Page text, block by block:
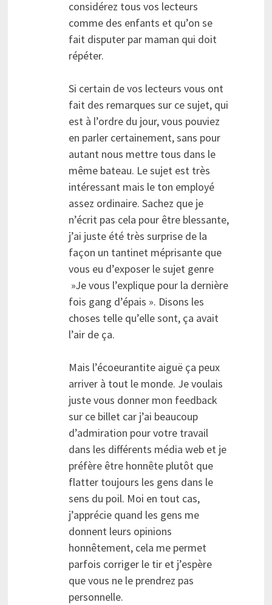
considérez tous vos lecteurs
comme des enfants et qu’on se
fait disputer par maman qui doit
répéter.
Si certain de vos lecteurs vous ont
fait des remarques sur ce sujet, qui
est à l’ordre du jour, vous pouviez
en parler certainement, sans pour
autant nous mettre tous dans le
même bateau. Le sujet est très
intéressant mais le ton employé
assez ordinaire. Sachez que je
n’écrit pas cela pour être blessante,
j’ai juste été très surprise de la
façon un tantinet méprisante que
vous eu d’exposer le sujet genre
»Je vous l’explique pour la dernière
fois gang d’épais ». Disons les
choses telle qu’elle sont, ça avait
l’air de ça.
Mais l’écoeurantite aiguë ça peux
arriver à tout le monde. Je voulais
juste vous donner mon feedback
sur ce billet car j’ai beaucoup
d’admiration pour votre travail
dans les différents média web et je
préfère être honnête plutôt que
flatter toujours les gens dans le
sens du poil. Moi en tout cas,
j’apprécie quand les gens me
donnent leurs opinions
honnêtement, cela me permet
parfois corriger le tir et j’espère
que vous ne le prendrez pas
personnelle.